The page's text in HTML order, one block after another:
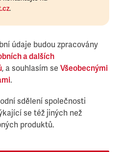
.
údaje budou zpracovány
a dalších
, a souhlasím se Všeobecnými
.
sdělení společnosti
se též jiných než
produktů.